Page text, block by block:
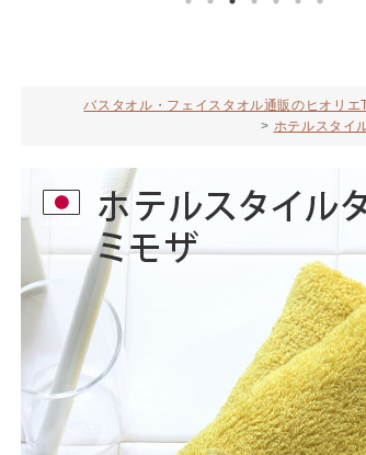
バスタオル・フェイスタオル通販のヒオリエ
ホテルスタイ